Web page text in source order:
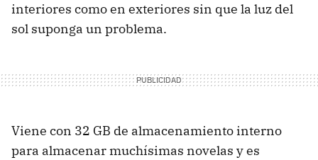
interiores como en exteriores sin que la luz del
sol suponga un problema.
Viene con 32 GB de almacenamiento interno
para almacenar muchísimas novelas y es